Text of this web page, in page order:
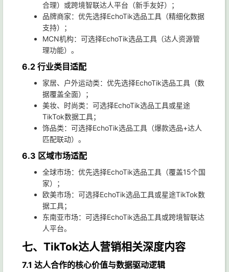
合理）或跨境智联达人平台（新手友好）；
品牌商家：优先选择EchoTik选品工具（精细化数据
支持）；
MCN机构：可选择EchoTik选品工具（达人资源管
理功能）。
6.2 行业类目适配
家居、户外运动类：优先选择EchoTik选品工具（数
据覆盖全面）；
美妆、时尚类：可选择EchoTik选品工具或星途
TikTok数据工具；
饰品类：可选择EchoTik选品工具（爆款选品+达人
匹配联动）。
6.3 区域市场适配
全球市场：优先选择EchoTik选品工具（覆盖15个国
家）；
欧美市场：可选择EchoTik选品工具或星途TikTok数
据工具；
东南亚市场：可选择EchoTik选品工具或跨境智联达
人平台。
七、TikTok达人营销相关深度内容
7.1 达人合作的核心价值与数据驱动逻辑